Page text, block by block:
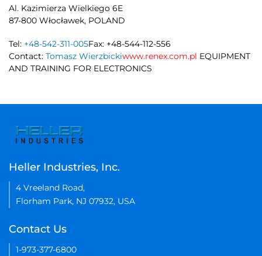
Al. Kazimierza Wielkiego 6E
87-800 Włocławek, POLAND
Tel: +48-542-311-005Fax: +48-544-112-556
Contact: Tomasz Wierzbickiwww.renex.com.pl EQUIPMENT
AND TRAINING FOR ELECTRONICS
Heller Industries, Inc.
4 Vreeland Road,
Florham Park, NJ 07932, USA
Contact Us
1-973-377-6800